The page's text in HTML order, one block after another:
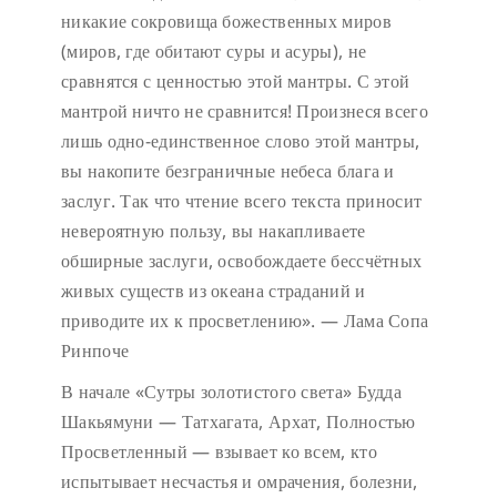
никакие сокровища божественных миров
(миров, где обитают суры и асуры), не
сравнятся с ценностью этой мантры. С этой
мантрой ничто не сравнится! Произнеся всего
лишь одно-единственное слово этой мантры,
вы накопите безграничные небеса блага и
заслуг. Так что чтение всего текста приносит
невероятную пользу, вы накапливаете
обширные заслуги, освобождаете бессчётных
живых существ из океана страданий и
приводите их к просветлению». — Лама Сопа
Ринпоче
В начале «Сутры золотистого света» Будда
Шакьямуни — Татхагата, Архат, Полностью
Просветленный — взывает ко всем, кто
испытывает несчастья и омрачения, болезни,